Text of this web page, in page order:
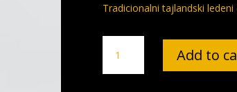
Tradicionalni tajlandski
Nom
quantity
Add to